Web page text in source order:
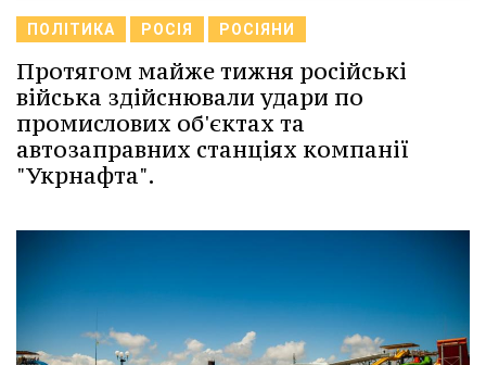
ПОЛІТИКА РОСІЯ РОСІЯНИ
Протягом майже тижня російські
війська здійснювали удари по
промислових об'єктах та
автозаправних станціях компанії
"Укрнафта".